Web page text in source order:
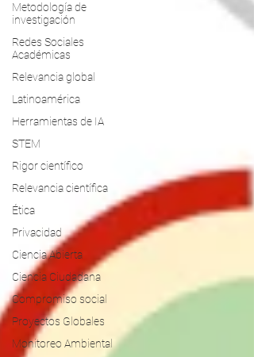
Metodología de
investigación
Redes Sociales
Académicas
Relevancia global
Latinoamérica
Herramientas de IA
STEM
Rigor científico
Relevancia científica
Ética
Privacidad
Ciencia Abierta
Ciencia Ciudadana
Compromiso social
Proyectos Globales
Monitoreo Ambiental